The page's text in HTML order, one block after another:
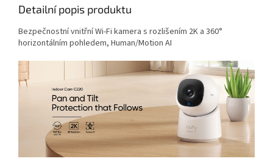
Detailní popis produktu
Bezpečnostní vnitřní Wi-Fi kamera s rozlišením 2K a 360°
horizontálním pohledem, Human/Motion AI